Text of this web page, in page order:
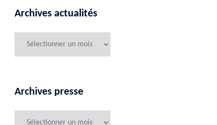
Archives actualités
Archives presse